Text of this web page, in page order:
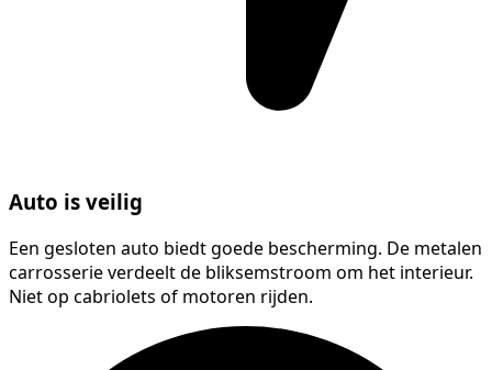
Auto is veilig
Een gesloten auto biedt goede bescherming. De metalen
carrosserie verdeelt de bliksemstroom om het interieur.
Niet op cabriolets of motoren rijden.